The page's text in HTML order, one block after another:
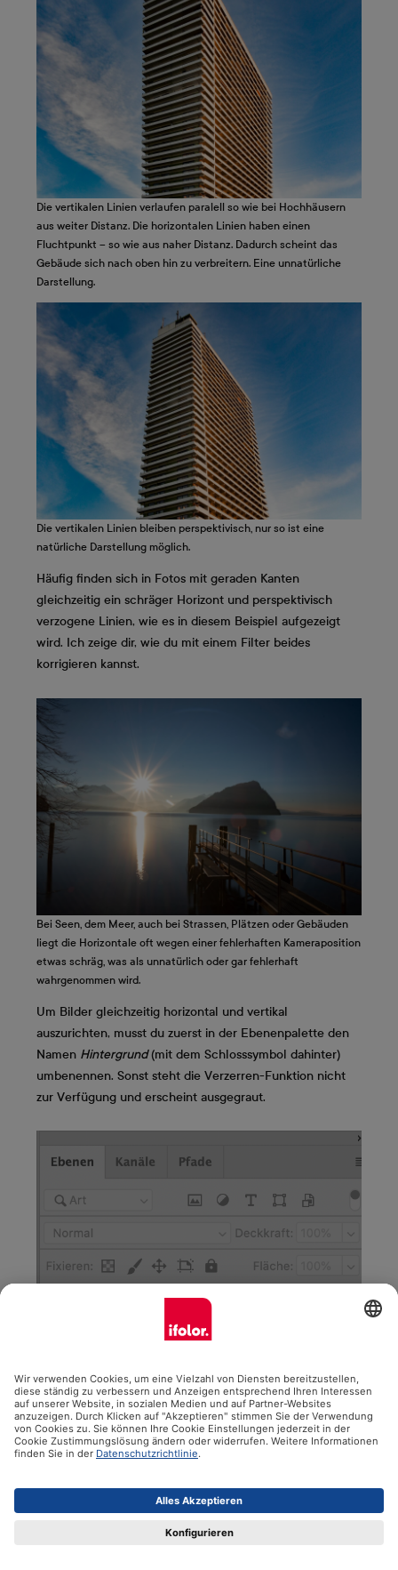
Die vertikalen Linien verlaufen paralell so wie bei Hochhäusern
aus weiter Distanz. Die horizontalen Linien haben einen
Fluchtpunkt – so wie aus naher Distanz. Dadurch scheint das
Gebäude sich nach oben hin zu verbreitern. Eine unnatürliche
Darstellung.
Die vertikalen Linien bleiben perspektivisch, nur so ist eine
natürliche Darstellung möglich.
Häufig finden sich in Fotos mit geraden Kanten
gleichzeitig ein schräger Horizont und perspektivisch
verzogene Linien, wie es in diesem Beispiel aufgezeigt
wird. Ich zeige dir, wie du mit einem Filter beides
korrigieren kannst.
Bei Seen, dem Meer, auch bei Strassen, Plätzen oder Gebäuden
liegt die Horizontale oft wegen einer fehlerhaften Kameraposition
etwas schräg, was als unnatürlich oder gar fehlerhaft
wahrgenommen wird.
Um Bilder gleichzeitig horizontal und vertikal
auszurichten, musst du zuerst in der Ebenenpalette den
Namen Hintergrund(mit dem Schlosssymbol dahinter)
umbenennen. Sonst steht die Verzerren-Funktion nicht
zur Verfügung und erscheint ausgegraut.